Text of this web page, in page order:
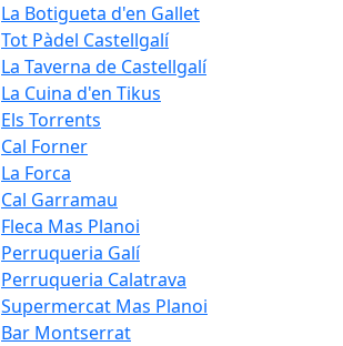
La Botigueta d'en Gallet
Tot Pàdel Castellgalí
La Taverna de Castellgalí
La Cuina d'en Tikus
Els Torrents
Cal Forner
La Forca
Cal Garramau
Fleca Mas Planoi
Perruqueria Galí
Perruqueria Calatrava
Supermercat Mas Planoi
Bar Montserrat